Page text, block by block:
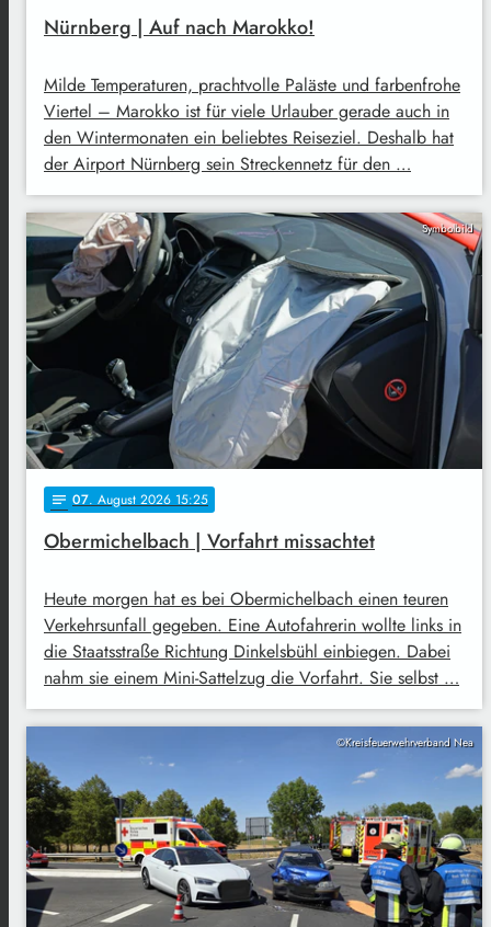
Nürnberg | Auf nach Marokko!
Milde Temperaturen, prachtvolle Paläste und farbenfrohe
Viertel – Marokko ist für viele Urlauber gerade auch in
den Wintermonaten ein beliebtes Reiseziel. Deshalb hat
der Airport Nürnberg sein Streckennetz für den …
Symbolbild
notes 07. August 2026 15:25
Obermichelbach | Vorfahrt missachtet
Heute morgen hat es bei Obermichelbach einen teuren
Verkehrsunfall gegeben. Eine Autofahrerin wollte links in
die Staatsstraße Richtung Dinkelsbühl einbiegen. Dabei
nahm sie einem Mini-Sattelzug die Vorfahrt. Sie selbst …
©Kreisfeuerwehrverband Nea